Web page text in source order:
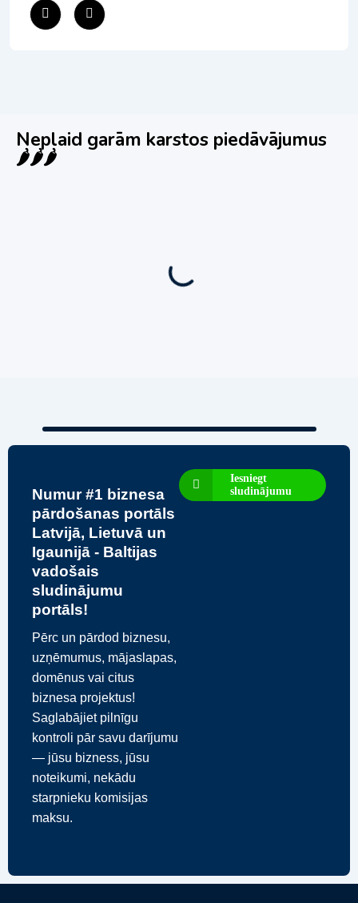
Neplaid garām karstos piedāvājumus
🌶️🌶️🌶️
80 Ha Daudzfunkcionāls Investīciju Īpašums-
Zivju Audzētava, Brīvdienu Mājas, Briežu Dārzs
Numur #1 biznesa
pārdošanas portāls
Latvijā, Lietuvā un
Igaunijā - Baltijas
vadošais
sludinājumu
portāls!
Pērc un pārdod biznesu,
uzņēmumus, mājaslapas,
domēnus vai citus
biznesa projektus!
Saglabājiet pilnīgu
kontroli pār savu darījumu
— jūsu bizness, jūsu
noteikumi, nekādu
starpnieku komisijas
maksu.
Iesniegt
sludinājumu